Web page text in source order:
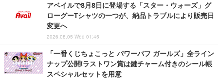
アベイルで8月8日に登場する「スター・ウォーズ」グ
ローグーTシャツの一つが、納品トラブルにより販売日
変更へ
2026.08.05 Wed 01:45
「一番くじちょこっと パワーパフ ガールズ」全ライン
ナップ公開!ラストワン賞は鍵チャーム付きのシール帳
スペシャルセットを用意